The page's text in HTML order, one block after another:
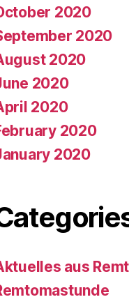
2020
2020
2020
2020
2020
2020
2020
aus